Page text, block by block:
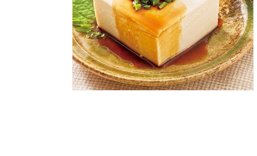
(1)
を
開
く